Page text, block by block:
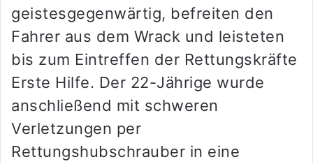
geistesgegenwärtig, befreiten den
Fahrer aus dem Wrack und leisteten
bis zum Eintreffen der Rettungskräfte
Erste Hilfe. Der 22-Jährige wurde
anschließend mit schweren
Verletzungen per
Rettungshubschrauber in eine